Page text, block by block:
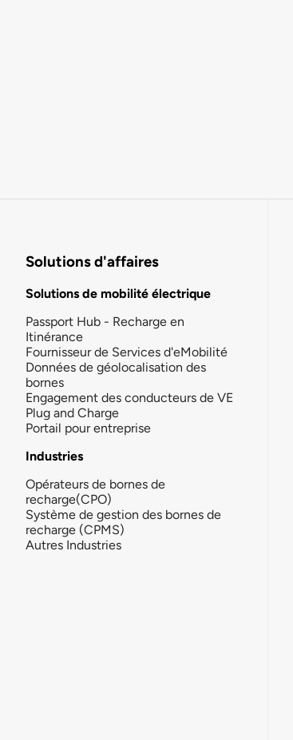
Solutions d'affaires
Solutions de mobilité électrique
Passport Hub - Recharge en
Itinérance
Fournisseur de Services d'eMobilité
Données de géolocalisation des
bornes
Engagement des conducteurs de VE
Plug and Charge
Portail pour entreprise
Industries
Opérateurs de bornes de
recharge(CPO)
Système de gestion des bornes de
recharge (CPMS)
Autres Industries